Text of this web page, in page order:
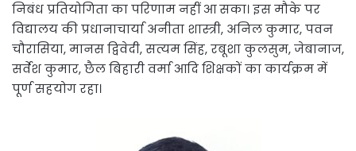
निबंध प्रतियोगिता का परिणाम नहीं आ सका। इस मौके पर
विद्यालय की प्रधानाचार्या अनीता शास्त्री, अनिल कुमार, पवन
चौरासिया, मानस द्विवेदी, सत्यम सिंह, रबूशा कुलसुम, जेबानाज,
सर्वेश कुमार, छैल बिहारी वर्मा आदि शिक्षकों का कार्यक्रम में
पूर्ण सहयोग रहा।